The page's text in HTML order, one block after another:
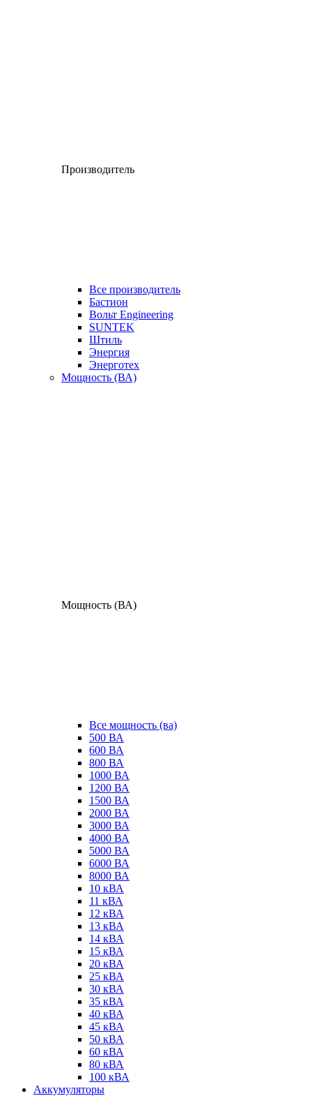
Производитель
Все производитель
Бастион
Вольт Engineering
SUNTEK
Штиль
Энергия
Энерготех
Мощность (ВА)
Мощность (ВА)
Все мощность (ва)
500 ВА
600 ВА
800 ВА
1000 ВА
1200 ВА
1500 ВА
2000 ВА
3000 ВА
4000 ВА
5000 ВА
6000 ВА
8000 ВА
10 кВА
11 кВА
12 кВА
13 кВА
14 кВА
15 кВА
20 кВА
25 кВА
30 кВА
35 кВА
40 кВА
45 кВА
50 кВА
60 кВА
80 кВА
100 кВА
Аккумуляторы